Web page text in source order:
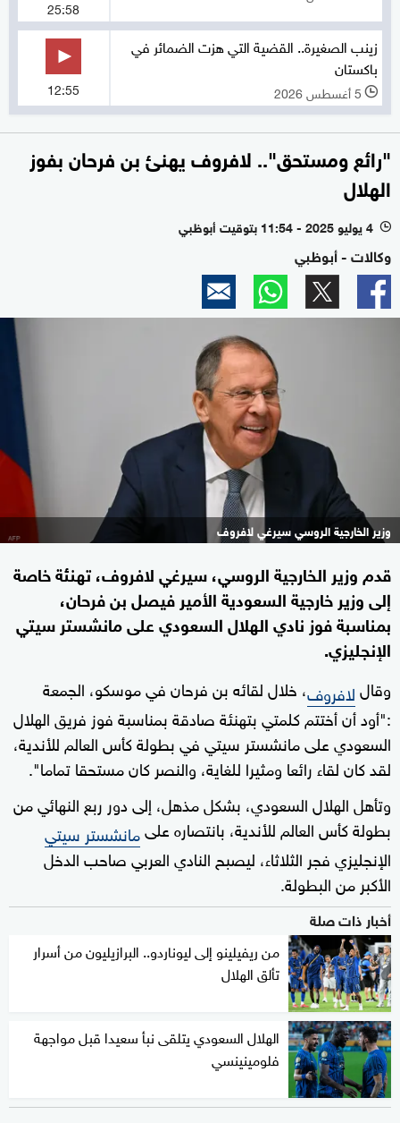
25:58
زينب الصغيرة.. القضية التي هزت الضمائر في
باكستان
l 5 أغسطس 2026 12:55
"رائع ومستحق".. لافروف يهنئ بن فرحان بفوز
الهلال
l 4 يوليو 2025 - 11:54 بتوقيت أبوظبي
وكالات - أبوظبي
وزير الخارجية الروسي سيرغي لافروف
قدم وزير الخارجية الروسي، سيرغي لافروف، تهنئة خاصة
إلى وزير خارجية السعودية الأمير فيصل بن فرحان،
بمناسبة فوز نادي الهلال السعودي على مانشستر سيتي
الإنجليزي.
وقاللافروف، خلال لقائه بن فرحان في موسكو، الجمعة
:"أود أن أختتم كلمتي بتهنئة صادقة بمناسبة فوز فريق الهلال
السعودي على مانشستر سيتي في بطولة كأس العالم للأندية،
لقد كان لقاء رائعا ومثيرا للغاية، والنصر كان مستحقا تماما".
وتأهل الهلال السعودي، بشكل مذهل، إلى دور ربع النهائي من
بطولة كأس العالم للأندية، بانتصاره علىمانشستر سيتي
الإنجليزي فجر الثلاثاء، ليصبح النادي العربي صاحب الدخل
الأكبر من البطولة.
أخبار ذات صلة
من ريفيلينو إلى ليوناردو.. البرازيليون من أسرار
تألق الهلال
الهلال السعودي يتلقى نبأ سعيدا قبل مواجهة
فلومينينسي